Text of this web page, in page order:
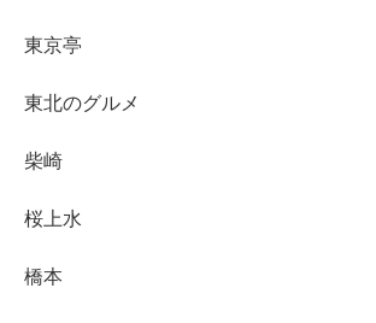
東京亭
東北のグルメ
柴崎
桜上水
橋本